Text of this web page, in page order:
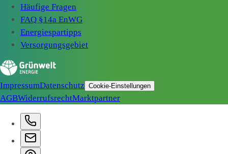
Häufige Fragen
FAQ §14a EnWG
Energiespartipps
Versorgungsgebiet
ImpressumDatenschutz Cookie-Einstellungen
AGBWiderrufsrechtMarktpartner